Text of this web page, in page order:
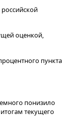
оценкой,
пункта
понизило
текущего